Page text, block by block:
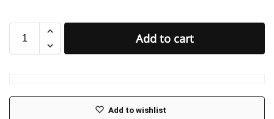
Add to cart
Add to wishlist